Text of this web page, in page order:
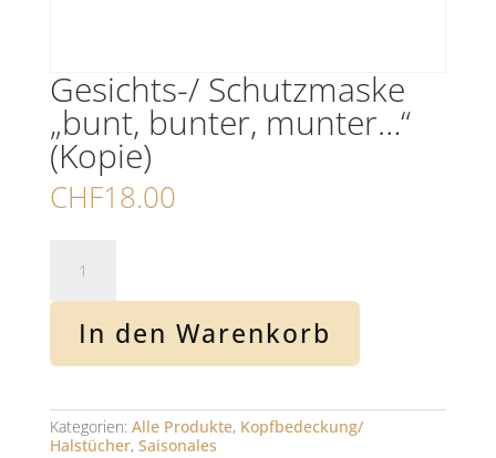
Gesichts-/ Schutzmaske
„bunt, bunter, munter…“
(Kopie)
CHF18.00
Schutzmaske
bunter,
munter..."
(Kopie)
Menge
In den Warenkorb
Kategorien: Alle Produkte, Kopfbedeckung/
Halstücher, Saisonales